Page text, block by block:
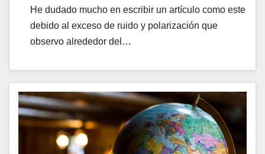
He dudado mucho en escribir un artículo como este
debido al exceso de ruido y polarización que
observo alrededor del…